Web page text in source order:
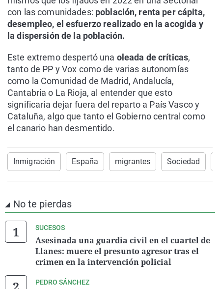
con las comunidades: población, renta per cápita,
desempleo, el esfuerzo realizado en la acogida y
la dispersión de la población.
Este extremo despertó una oleada de críticas,
tanto de PP y Vox como de varias autonomías
como la Comunidad de Madrid, Andalucía,
Cantabria o La Rioja, al entender que esto
significaría dejar fuera del reparto a País Vasco y
Cataluña, algo que tanto el Gobierno central como
el canario han desmentido.
Inmigración España migrantes Sociedad
No te pierdas
SUCESOS
Asesinada una guardia civil en el cuartel de
Llanes: muere el presunto agresor tras el
crimen en la intervención policial
PEDRO SÁNCHEZ